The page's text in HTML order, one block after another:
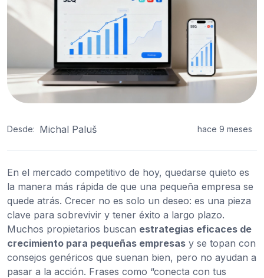
Desde: Michal Paluš hace 9 meses
En el mercado competitivo de hoy, quedarse quieto es
la manera más rápida de que una pequeña empresa se
quede atrás. Crecer no es solo un deseo: es una pieza
clave para sobrevivir y tener éxito a largo plazo.
Muchos propietarios buscan estrategias eficaces de
crecimiento para pequeñas empresas y se topan con
consejos genéricos que suenan bien, pero no ayudan a
pasar a la acción. Frases como “conecta con tus